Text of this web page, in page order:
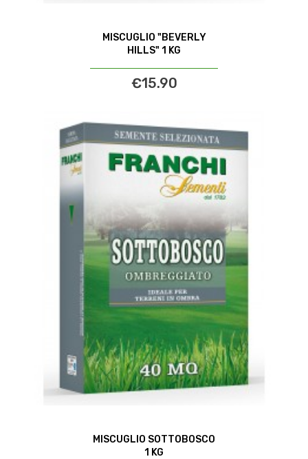
MISCUGLIO "BEVERLY
HILLS" 1 KG
€15.90
MISCUGLIO SOTTOBOSCO
1 KG